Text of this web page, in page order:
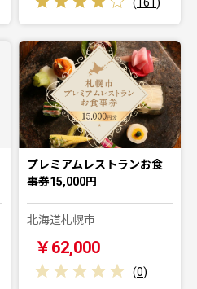
プレミアムレストランお食
事券15,000円
北海道札幌市
￥62,000
(0)